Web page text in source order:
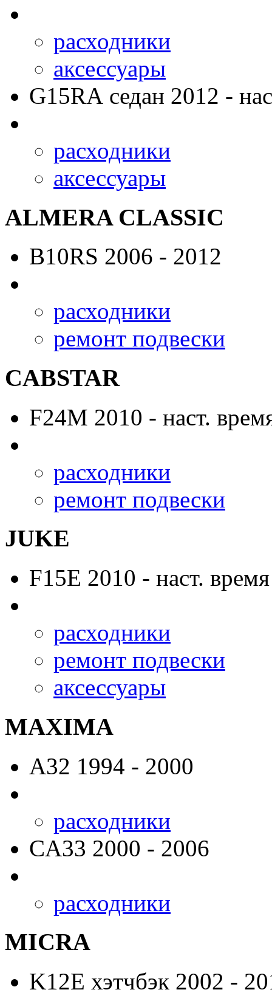
расходники
аксессуары
G15RA седан 2012 -
расходники
аксессуары
ALMERA CLASSIC
B10RS 2006 - 2012
расходники
ремонт подвески
CABSTAR
F24M 2010 - наст.
расходники
ремонт подвески
JUKE
F15E 2010 - наст. время
расходники
ремонт подвески
аксессуары
MAXIMA
A32 1994 - 2000
расходники
CA33 2000 - 2006
расходники
MICRA
K12E хэтчбэк 2002 -